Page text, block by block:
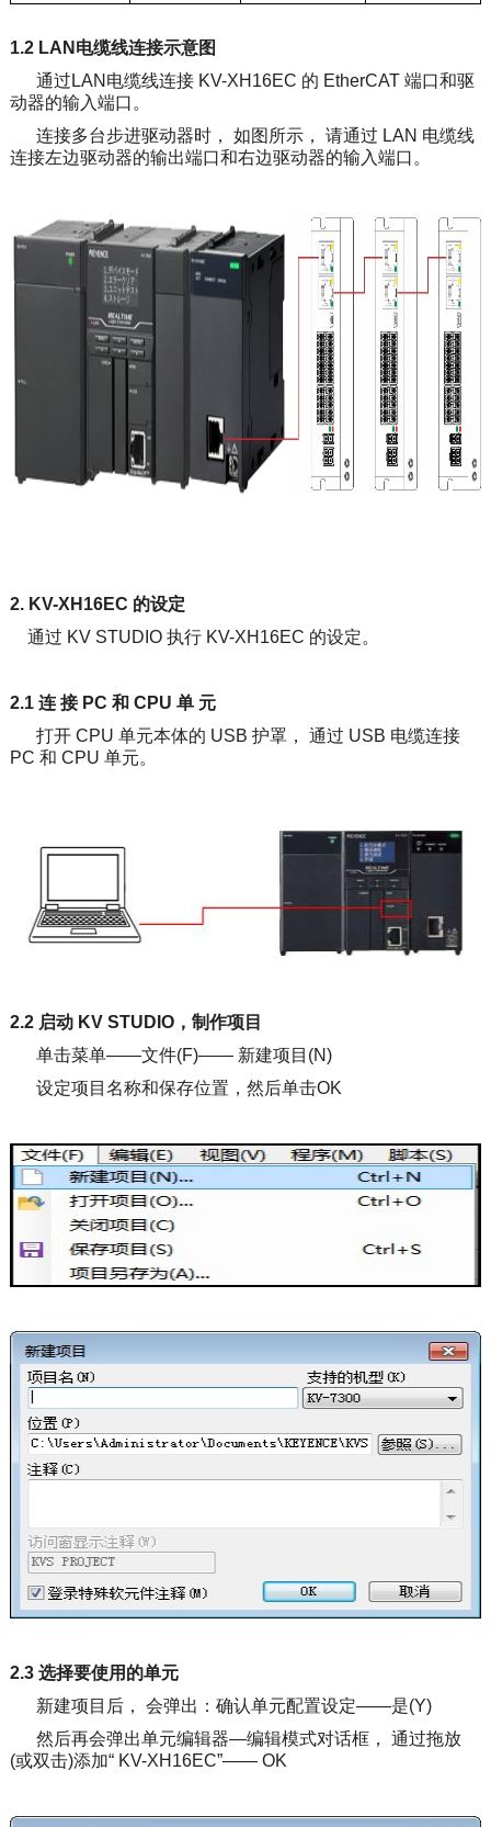
1.2 LAN电缆线连接示意图
通过LAN电缆线连接 KV-XH16EC 的 EtherCAT 端口和驱
动器的输入端口。
连接多台步进驱动器时， 如图所示， 请通过 LAN 电缆线
连接左边驱动器的输出端口和右边驱动器的输入端口。
2. KV-XH16EC 的设定
通过 KV STUDIO 执行 KV-XH16EC 的设定。
2.1 连 接 PC 和 CPU 单 元
打开 CPU 单元本体的 USB 护罩， 通过 USB 电缆连接
PC 和 CPU 单元。
2.2 启动 KV STUDIO，制作项目
单击菜单——文件(F)—— 新建项目(N)
设定项目名称和保存位置，然后单击OK
2.3 选择要使用的单元
新建项目后， 会弹出：确认单元配置设定——是(Y)
然后再会弹出单元编辑器—编辑模式对话框， 通过拖放
(或双击)添加“ KV-XH16EC”—— OK